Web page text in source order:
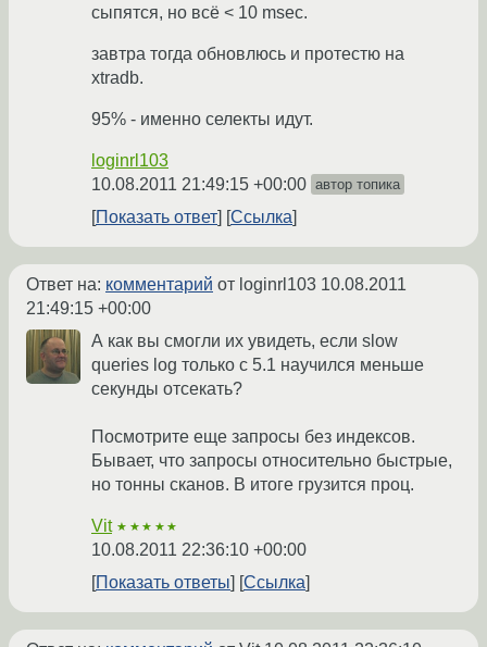
сыпятся, но всё < 10 msec.
завтра тогда обновлюсь и протестю на
xtradb.
95% - именно селекты идут.
loginrl103
10.08.2011 21:49:15 +00:00 автор топика
Показать ответ Ссылка
Ответ на: комментарий от loginrl103 10.08.2011
21:49:15 +00:00
А как вы смогли их увидеть, если slow
queries log только с 5.1 научился меньше
секунды отсекать?
Посмотрите еще запросы без индексов.
Бывает, что запросы относительно быстрые,
но тонны сканов. В итоге грузится проц.
Vit ★★★★★
10.08.2011 22:36:10 +00:00
Показать ответы
Ссылка